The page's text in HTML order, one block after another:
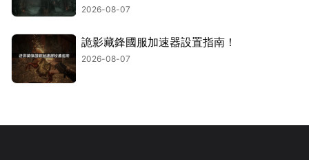
2026-08-07
詭影藏鋒國服加速器設置指南！
2026-08-07